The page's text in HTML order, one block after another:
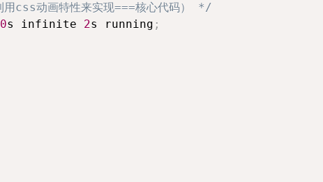
css动画特性来实现===核心代码） */
s infinite 2s running ;